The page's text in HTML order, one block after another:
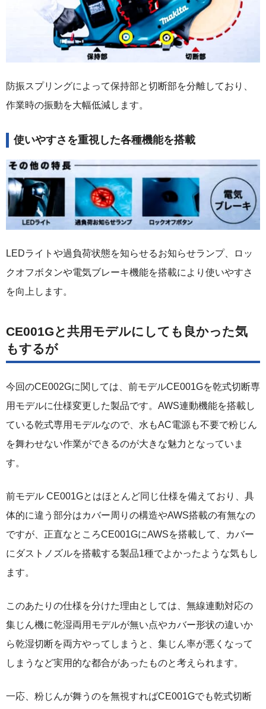
防振スプリングによって保持部と切断部を分離しており、
作業時の振動を大幅低減します。
使いやすさを重視した各種機能を搭載
LEDライトや過負荷状態を知らせるお知らせランプ、ロッ
クオフボタンや電気ブレーキ機能を搭載により使いやすさ
を向上します。
CE001Gと共用モデルにしても良かった気
もするが
今回のCE002Gに関しては、前モデルCE001Gを乾式切断専
用モデルに仕様変更した製品です。AWS連動機能を搭載し
ている乾式専用モデルなので、水もAC電源も不要で粉じん
を舞わせない作業ができるのが大きな魅力となっていま
す。
前モデル CE001Gとはほとんど同じ仕様を備えており、具
体的に違う部分はカバー周りの構造やAWS搭載の有無なの
ですが、正直なところCE001GにAWSを搭載して、カバー
にダストノズルを搭載する製品1種でよかったような気もし
ます。
このあたりの仕様を分けた理由としては、無線連動対応の
集じん機に乾湿両用モデルが無い点やカバー形状の違いか
ら乾湿切断を両方やってしまうと、集じん率が悪くなって
しまうなど実用的な都合があったものと考えられます。
一応、粉じんが舞うのを無視すればCE001Gでも乾式切断